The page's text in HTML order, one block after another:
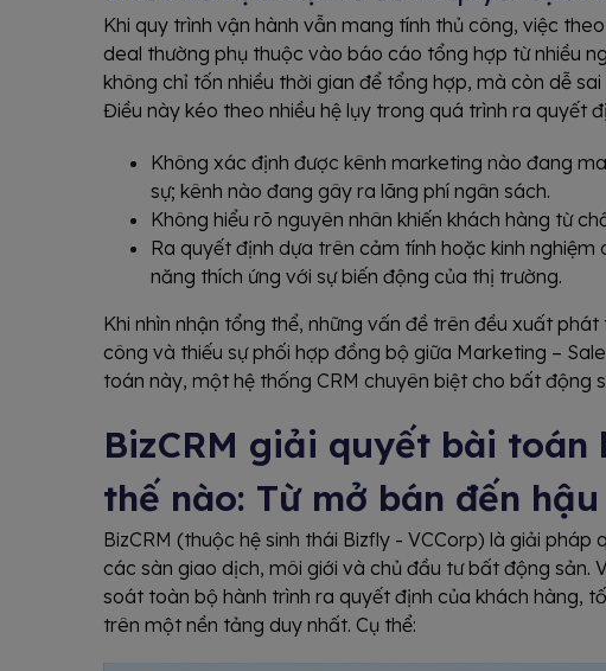
Khi quy trình vận hành vẫn mang tính thủ công, việc
deal thường phụ thuộc vào báo cáo tổng hợp từ nhiều
không chỉ tốn nhiều thời gian để tổng hợp, mà còn dễ
Điều này kéo theo nhiều hệ lụy trong quá trình ra quyết
Không xác định được kênh marketing nào đang
sự; kênh nào đang gây ra lãng phí ngân sách.
Không hiểu rõ nguyên nhân khiến khách hàng từ
Ra quyết định dựa trên cảm tính hoặc kinh nghiệm
năng thích ứng với sự biến động của thị trường.
Khi nhìn nhận tổng thể, những vấn đề trên đều xuất
công và thiếu sự phối hợp đồng bộ giữa Marketing –
toán này, một hệ thống CRM chuyên biệt cho bất động
BizCRM giải quyết bài toán
thế nào: Từ mở bán đến
BizCRM (thuộc hệ sinh thái Bizfly - VCCorp) là giải
các sàn giao dịch, môi giới và chủ đầu tư bất động sản.
soát toàn bộ hành trình ra quyết định của khách hàng,
trên một nền tảng duy nhất. Cụ thể: